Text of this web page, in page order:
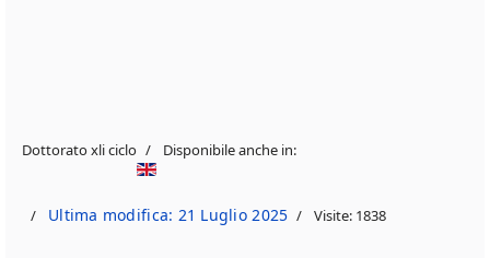
Dottorato xli ciclo Disponibile anche in:
Ultima modifica: 21 Luglio 2025 Visite: 1838